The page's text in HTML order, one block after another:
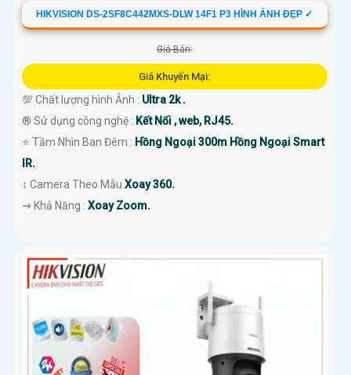
HIKVISION DS-2SF8C442MXS-DLW 14F1 P3 HÌNH ẢNH ĐẸP ✓
Giá Bán:
Giá Khuyến Mại:
💯 Chất lượng hình Ảnh : Ultra 2k .
®️ Sử dụng công nghệ : Kết Nối , web, RJ45.
⭐ Tầm Nhìn Ban Đêm : Hồng Ngoại 300m Hồng Ngoại Smart
IR.
↕️ Camera Theo Mẫu Xoay 360.
️⇝ Khả Năng : Xoay Zoom.